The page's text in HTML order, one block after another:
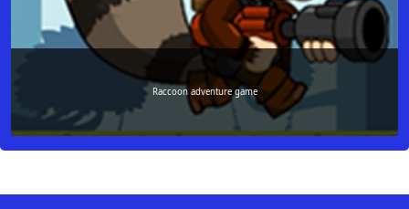
Raccoon adventure game